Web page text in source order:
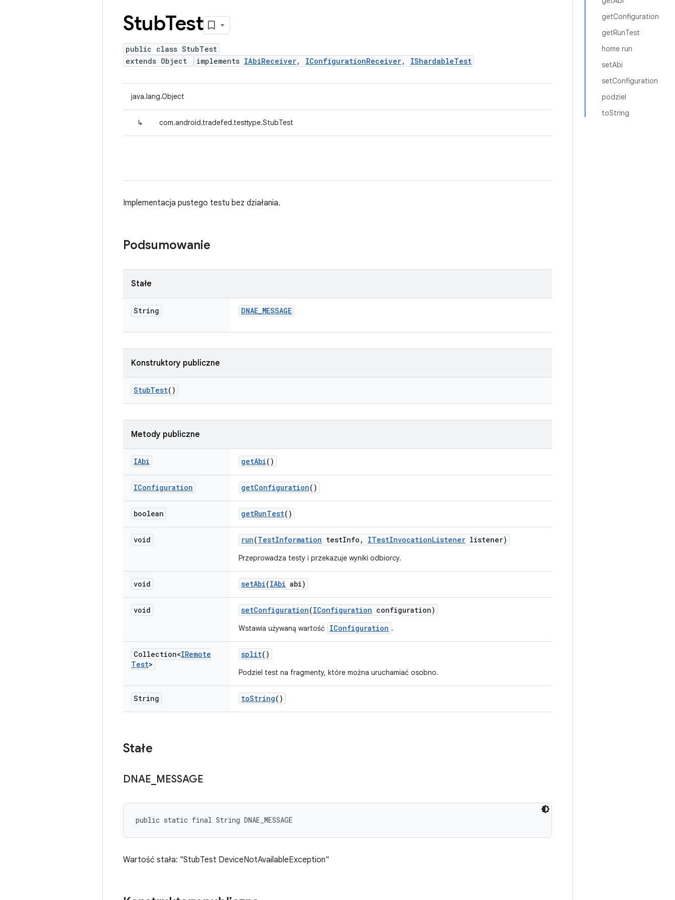
getConfiguration
getRunTest
home run
setAbi
setConfiguration
podziel
toString
StubTest
public class StubTest
extends Object
implements IAbiReceiver, IConfigurationReceiver, IShardableTest
java.lang.Object
↳ com.android.tradefed.testtype.StubTest
Implementacja pustego testu bez działania.
Podsumowanie
Stałe
String DNAE_MESSAGE
Konstruktory publiczne
StubTest()
Metody publiczne
IAbi getAbi()
IConfiguration getConfiguration()
boolean getRunTest()
void run(TestInformation testInfo , ITestInvocationListener listener)
Przeprowadza testy i przekazuje wyniki odbiorcy.
void setAbi(IAbi abi)
void setConfiguration(IConfiguration configuration)
Wstawia używaną wartość IConfiguration .
Collection<IRemote
Test>
split()
Podziel test na fragmenty, które można uruchamiać osobno.
String toString()
Stałe
DNAE MESSAGE
public static final String DNAE_MESSAGE
Wartość stała: "StubTest DeviceNotAvailableException"